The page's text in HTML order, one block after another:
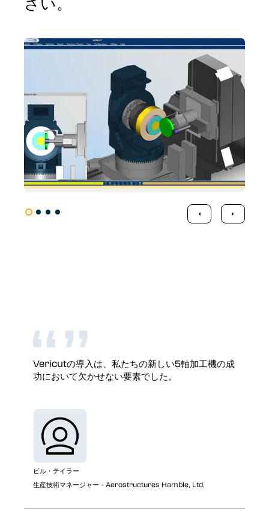
Vericutの導入は、私たちの新しい5軸加工機の成
功において欠かせない要素でした。
ビル・テイラー
生産技術マネージャー - Aerostructures Hamble, Ltd.